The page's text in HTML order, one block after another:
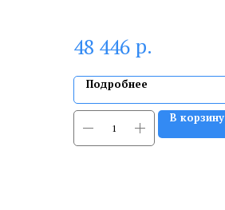
48 446 р.
Подробнее
В корзину